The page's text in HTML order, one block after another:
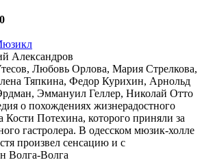
Александров
Любовь Орлова, Мария Стрелкова,
Тяпкина, Федор Курихин, Арнольд
Эммануил Геллер, Николай Отто
о похождениях жизнерадостного
Кости Потехина, которого приняли за
гастролера. В одесском мюзик-холле
произвел сенсацию и с